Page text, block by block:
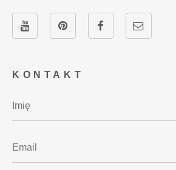
KONTAKT